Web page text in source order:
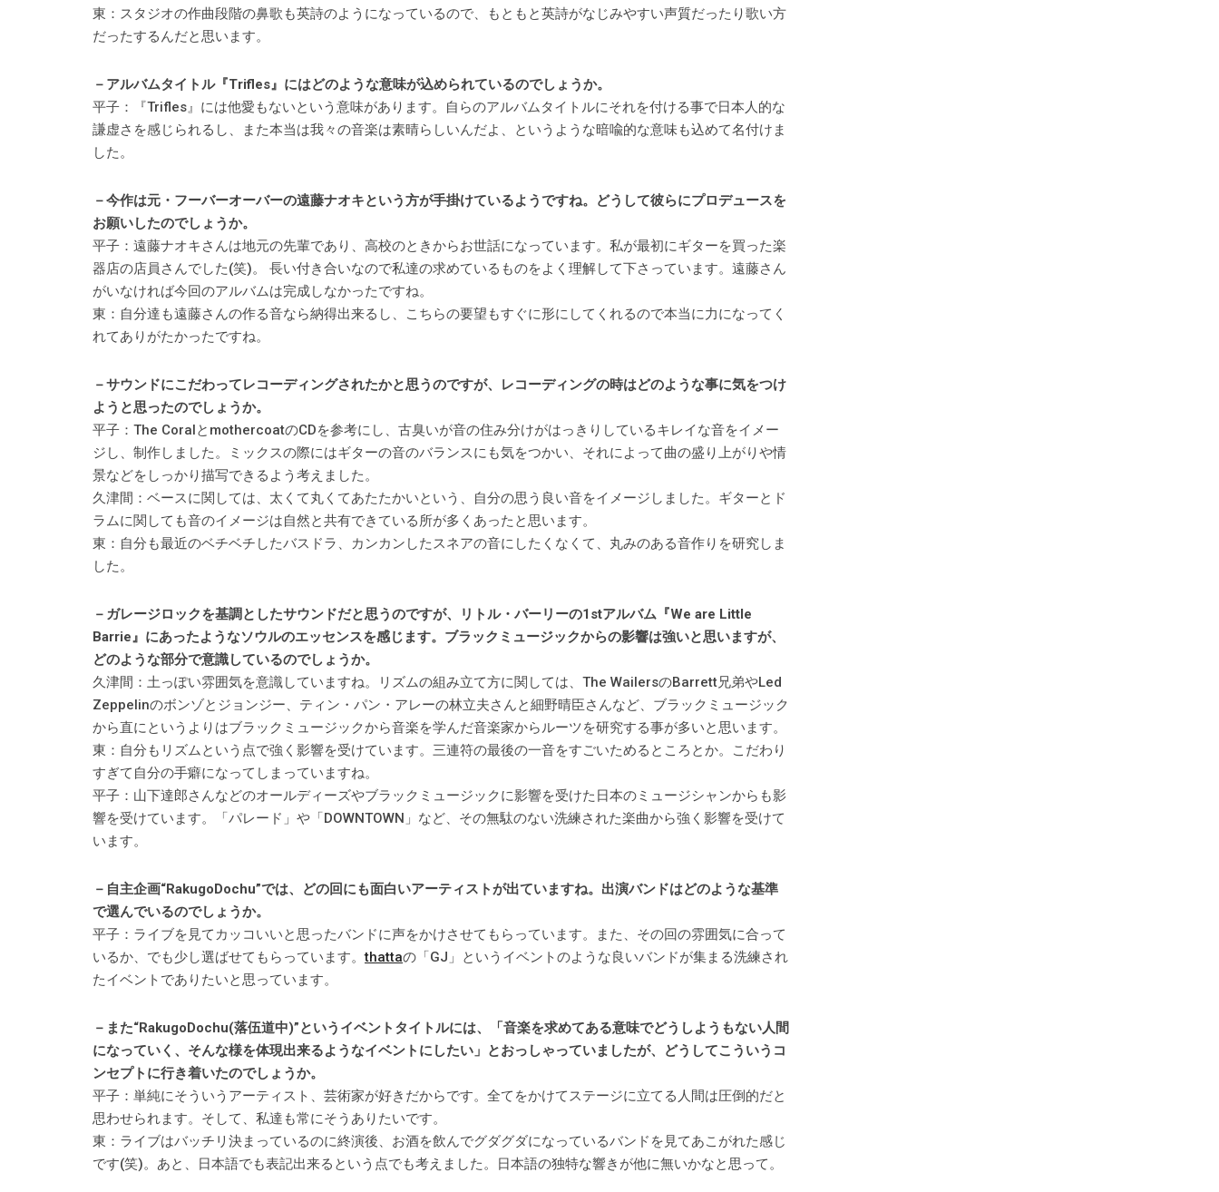
東：スタジオの作曲段階の鼻歌も英詩のようになっているので、もともと英詩がなじみやすい声質だったり歌い方
だったするんだと思います。
－アルバムタイトル『Trifles』にはどのような意味が込められているのでしょうか。
平子：『Trifles』には他愛もないという意味があります。自らのアルバムタイトルにそれを付ける事で日本人的な
謙虚さを感じられるし、また本当は我々の音楽は素晴らしいんだよ、というような暗喩的な意味も込めて名付けま
した。
－今作は元・フーバーオーバーの遠藤ナオキという方が手掛けているようですね。どうして彼らにプロデュースを
お願いしたのでしょうか。
平子：遠藤ナオキさんは地元の先輩であり、高校のときからお世話になっています。私が最初にギターを買った楽
器店の店員さんでした(笑)。 長い付き合いなので私達の求めているものをよく理解して下さっています。遠藤さん
がいなければ今回のアルバムは完成しなかったですね。
東：自分達も遠藤さんの作る音なら納得出来るし、こちらの要望もすぐに形にしてくれるので本当に力になってく
れてありがたかったですね。
－サウンドにこだわってレコーディングされたかと思うのですが、レコーディングの時はどのような事に気をつけ
ようと思ったのでしょうか。
平子：The CoralとmothercoatのCDを参考にし、古臭いが音の住み分けがはっきりしているキレイな音をイメー
ジし、制作しました。ミックスの際にはギターの音のバランスにも気をつかい、それによって曲の盛り上がりや情
景などをしっかり描写できるよう考えました。
久津間：ベースに関しては、太くて丸くてあたたかいという、自分の思う良い音をイメージしました。ギターとド
ラムに関しても音のイメージは自然と共有できている所が多くあったと思います。
東：自分も最近のベチベチしたバスドラ、カンカンしたスネアの音にしたくなくて、丸みのある音作りを研究しま
した。
－ガレージロックを基調としたサウンドだと思うのですが、リトル・バーリーの1stアルバム『We are Little
Barrie』にあったようなソウルのエッセンスを感じます。ブラックミュージックからの影響は強いと思いますが、
どのような部分で意識しているのでしょうか。
久津間：土っぽい雰囲気を意識していますね。リズムの組み立て方に関しては、The WailersのBarrett兄弟やLed
Zeppelinのボンゾとジョンジー、ティン・パン・アレーの林立夫さんと細野晴臣さんなど、ブラックミュージック
から直にというよりはブラックミュージックから音楽を学んだ音楽家からルーツを研究する事が多いと思います。
東：自分もリズムという点で強く影響を受けています。三連符の最後の一音をすごいためるところとか。こだわり
すぎて自分の手癖になってしまっていますね。
平子：山下達郎さんなどのオールディーズやブラックミュージックに影響を受けた日本のミュージシャンからも影
響を受けています。「パレード」や「DOWNTOWN」など、その無駄のない洗練された楽曲から強く影響を受けて
います。
－自主企画“RakugoDochu”では、どの回にも面白いアーティストが出ていますね。出演バンドはどのような基準
で選んでいるのでしょうか。
平子：ライブを見てカッコいいと思ったバンドに声をかけさせてもらっています。また、その回の雰囲気に合って
いるか、でも少し選ばせてもらっています。thattaの「GJ」というイベントのような良いバンドが集まる洗練され
たイベントでありたいと思っています。
－また“RakugoDochu(落伍道中)”というイベントタイトルには、「音楽を求めてある意味でどうしようもない人間
になっていく、そんな様を体現出来るようなイベントにしたい」とおっしゃっていましたが、どうしてこういうコ
ンセプトに行き着いたのでしょうか。
平子：単純にそういうアーティスト、芸術家が好きだからです。全てをかけてステージに立てる人間は圧倒的だと
思わせられます。そして、私達も常にそうありたいです。
東：ライブはバッチリ決まっているのに終演後、お酒を飲んでグダグダになっているバンドを見てあこがれた感じ
です(笑)。あと、日本語でも表記出来るという点でも考えました。日本語の独特な響きが他に無いかなと思って。